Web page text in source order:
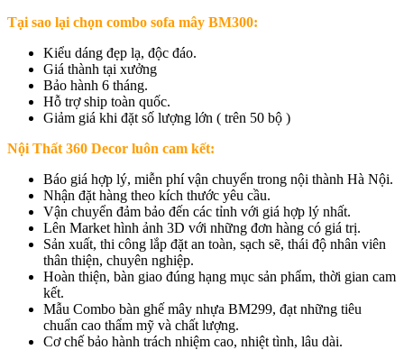
Tại sao lại chọn combo sofa mây BM300:
Kiểu dáng đẹp lạ, độc đáo.
Giá thành tại xưởng
Bảo hành 6 tháng.
Hỗ trợ ship toàn quốc.
Giảm giá khi đặt số lượng lớn ( trên 50 bộ )
Nội Thất 360 Decor luôn cam kết:
Báo giá hợp lý, miễn phí vận chuyển trong nội thành Hà Nội.
Nhận đặt hàng theo kích thước yêu cầu.
Vận chuyển đảm bảo đến các tỉnh với giá hợp lý nhất.
Lên Market hình ảnh 3D với những đơn hàng có giá trị.
Sản xuất, thi công lắp đặt an toàn, sạch sẽ, thái độ nhân viên
thân thiện, chuyên nghiệp.
Hoàn thiện, bàn giao đúng hạng mục sản phẩm, thời gian cam
kết.
Mẫu Combo bàn ghế mây nhựa BM299, đạt những tiêu
chuẩn cao thẩm mỹ và chất lượng.
Cơ chế bảo hành trách nhiệm cao, nhiệt tình, lâu dài.